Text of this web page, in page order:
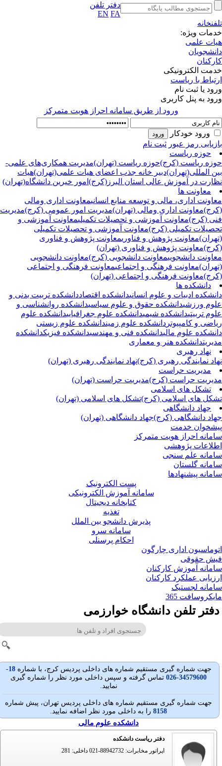
دفتر تلفن
EN FA
ویژه:
علمی
الکترونیکی
با ریاست
یا ثبت نام
به پنل کاربری
ورود از طريق سامانه احراز هويت متمركز
ورود خودکار
رمز عبور ثبت نام
حوزه ریاست
ریاست (کرج)حوزه ریاست (تهران)مدیریت همکاری‌های علمی-
المللی(تهران)دبیر خانه جذب اعضای هیات علمی(تهران)هیات
در آموزش عالی استان البرز(کرج)امور خیرین دانشگاه(تهران)
معاونت ها
اداری، مالی و توسعه منابع انسانیمعاونت اداری ومالی
معاونت اداری ومالی (تهران)مدیریت امور عمومی (کرج)مدیریت
(کرج)معاونت آموزشی و تحصیلات تکمیلیمعاونت آموزشی و
تکمیلی (کرج)معاونت آموزشی و تحصیلات تکمیلی
معاونت پژوهش و فناوریمعاونت پژوهش و فناوری
معاونت پژوهش و فناوری (تهران)
دانشجوییمعاونت دانشجویی (کرج)معاونت دانشجویی
معاونت فرهنگی و اجتماعیمعاونت فرهنگی و اجتماعی
معاونت فرهنگی و اجتماعی (تهران)
دانشکده ها
ادبیات و علوم انسانیدانشکده اقتصاددانشکده تربیت بدنی و
ورزشیدانشکده حقوق و علوم سیاسیدانشکده روانشناسی و
تربیتیدانشکده شیمیدانشکده علوم جغرافیاییدانشکده علوم
و کامپیوتردانشکده علوم زمیندانشکده علوم زیستی
علوم مالیدانشکده فنی و مهندسیدانشکده فیزیکدانشکده
دانشکده هنر و معماری
نهاد رهبری
نمایندگی رهبری (کرج)نهاد نمایندگی رهبری (تهران)
مدیریت حراست
حراست (کرج)مدیریت حراست (تهران)
تشکل های اسلامی
های اسلامی (کرج)تشکل های اسلامی (تهران)
جهاد دانشگاهی
دانشگاهی (کرج)جهاد دانشگاهی (تهران)
خدمت
احراز هویت متمرکز
پژوهشی
علم سنجی
گلستان
پیشنهادها
پست الکترونیک
سامانه آموزش الکترونیکی
کتابخانه دیجیتال
تغذیه
پذیرش دانشجو بین الملل
سامانه سرو
احکام پرسنلی
اداری چارگون
حقوقی
آموزش کارکنان
عملکرد کارکنان
لجستیک
365
تلفن دانشگاه خوارزمی
جهت شماره گيری مستقيم شماره های داخلی پردیس کرج، با شماره
18-
34579600-026
تماس گرفته و سپس داخلی مورد نظر را شماره گیری
نمایید.
جهت شماره گيری مستقيم شماره های داخلی پردیس تهران، پيش شماره
8158 را به داخلی مورد نظر اضافه نمایید.
دانشکده علوم مالی
دفتر ریاست دانشکده
اپراتور مخابرات: 88942732-021 داخلی: 281